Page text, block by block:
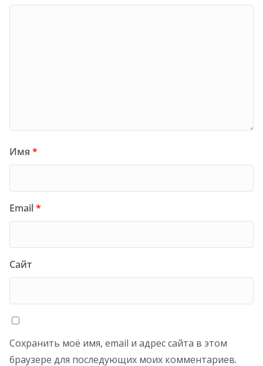
Имя *
Email*
Сайт
Сохранить моё имя, email и адрес сайта в этом
браузере для последующих моих комментариев.